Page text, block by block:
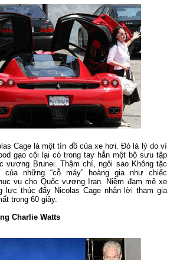
Cage là một tín đồ của xe hơi. Đó là lý do vì
gạo cội lại có trong tay hẳn một bộ sưu tập
vương Brunei. Thậm chí, ngôi sao Không tặc
những “cỗ máy” hoàng gia như chiếc
vụ cho Quốc vương Iran. Niềm đam mê xe
lực thúc đẩy Nicolas Cage nhận lời tham gia
trong 60 giây.
Charlie Watts